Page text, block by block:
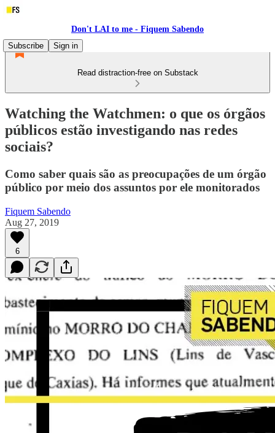
Don't LAI to me - Fiquem Sabendo
Subscribe
Sign in
Read distraction-free on Substack
Watching the Watchmen: o que os órgãos
públicos estão investigando nas redes
sociais?
Como saber quais são as preocupações de um órgão
público por meio dos assuntos por ele monitorados
Fiquem Sabendo
Aug 27, 2019
6